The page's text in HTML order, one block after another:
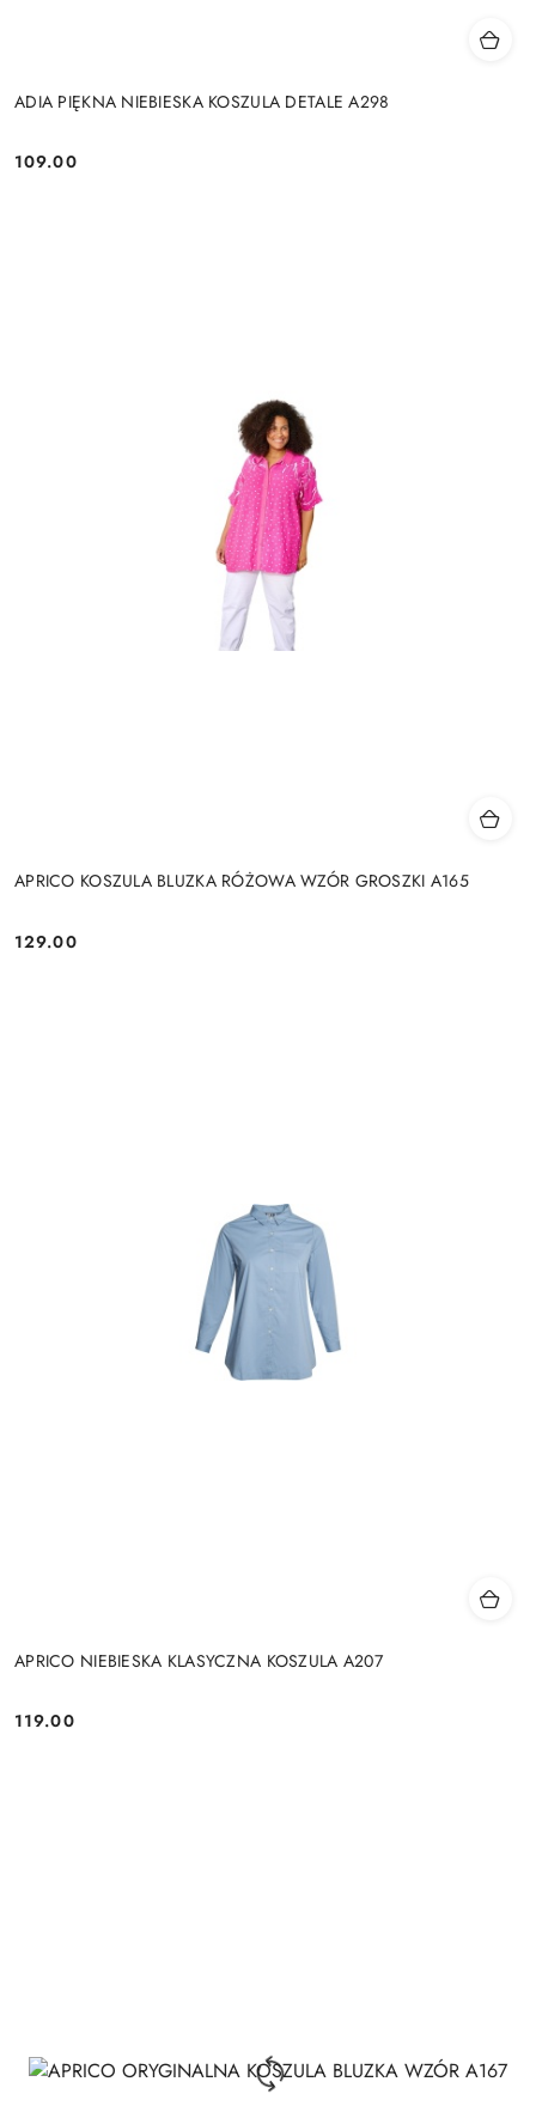
ADIA PIĘKNA NIEBIESKA KOSZULA DETALE A298
Cena:
109.00
APRICO KOSZULA BLUZKA RÓŻOWA WZÓR GROSZKI A165
Cena:
129.00
APRICO NIEBIESKA KLASYCZNA KOSZULA A207
Cena:
119.00